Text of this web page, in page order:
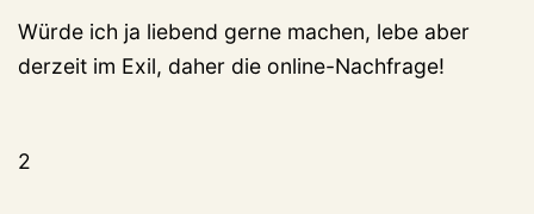
Würde ich ja liebend gerne machen, lebe aber
derzeit im Exil, daher die online-Nachfrage!
2